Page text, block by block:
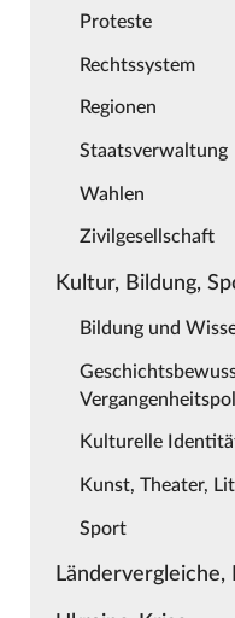
Proteste
Rechtssystem
Regionen
Staatsverwaltung
Wahlen
Zivilgesellschaft
Kultur, Bildung,
Bildung und
Kulturelle
Kunst, Theater,
Sport
Ländervergleiche,